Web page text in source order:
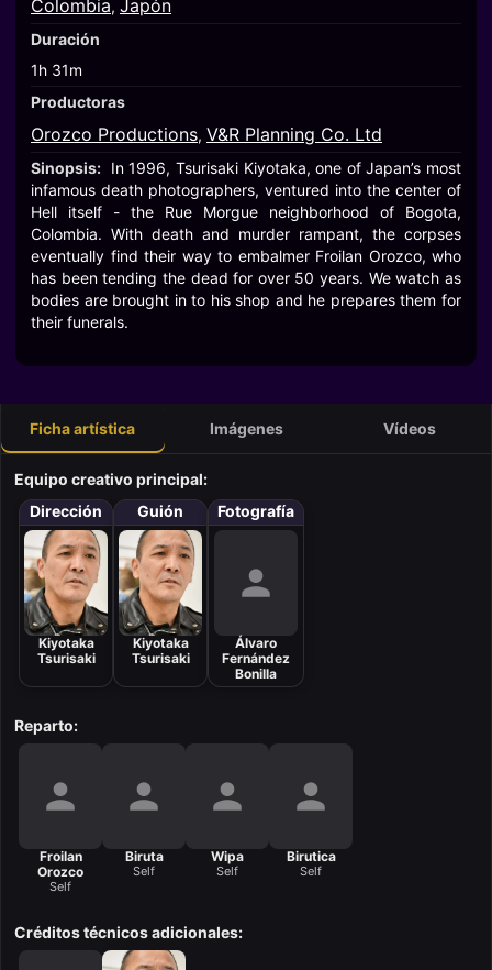
Colombia, Japón
Duración
1h 31m
Productoras
Orozco Productions, V&R Planning Co. Ltd
Sinopsis: In 1996, Tsurisaki Kiyotaka, one of Japan’s most
infamous death photographers, ventured into the center of
Hell itself - the Rue Morgue neighborhood of Bogota,
Colombia. With death and murder rampant, the corpses
eventually find their way to embalmer Froilan Orozco, who
has been tending the dead for over 50 years. We watch as
bodies are brought in to his shop and he prepares them for
their funerals.
Ficha artística Imágenes Vídeos
Equipo creativo principal:
Dirección
Kiyotaka
Tsurisaki
Guión
Kiyotaka
Tsurisaki
Fotografía
Álvaro
Fernández
Bonilla
Reparto:
Froilan
Orozco
Self
Biruta
Self
Wipa
Self
Birutica
Self
Créditos técnicos adicionales: